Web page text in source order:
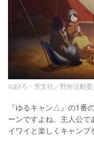
©あfろ・芳文社／野外活動委
『ゆるキャン△』の1番
ーンですよね。主人公で
イワイと楽しくキャンプ